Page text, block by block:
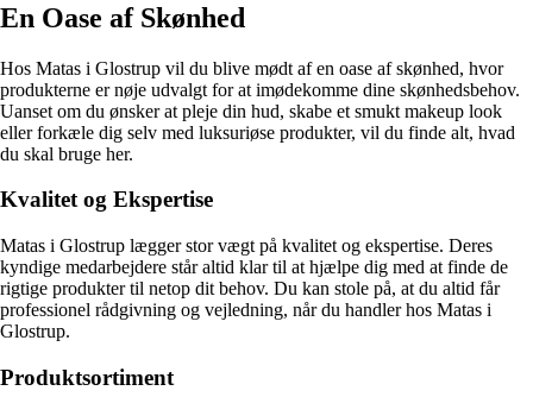
En Oase af Skønhed
Hos Matas i Glostrup vil du blive mødt af en oase af skønhed, hvor
produkterne er nøje udvalgt for at imødekomme dine skønhedsbehov.
Uanset om du ønsker at pleje din hud, skabe et smukt makeup look
eller forkæle dig selv med luksuriøse produkter, vil du finde alt, hvad
du skal bruge her.
Kvalitet og Ekspertise
Matas i Glostrup lægger stor vægt på kvalitet og ekspertise. Deres
kyndige medarbejdere står altid klar til at hjælpe dig med at finde de
rigtige produkter til netop dit behov. Du kan stole på, at du altid får
professionel rådgivning og vejledning, når du handler hos Matas i
Glostrup.
Produktsortiment